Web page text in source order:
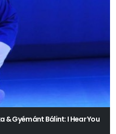
Gyémánt Bálint: I Hear You